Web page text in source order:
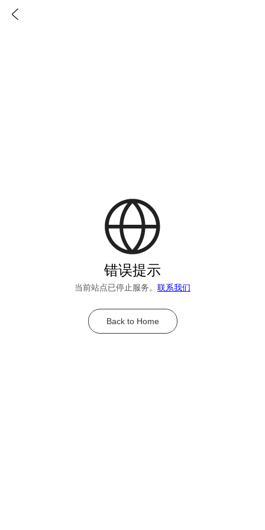
错误提示
当前站点已停止服务。 联系我们
Back to Home